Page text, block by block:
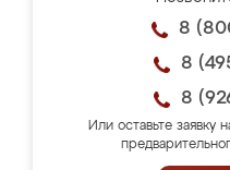
8
8
8
Или оставьте заявку